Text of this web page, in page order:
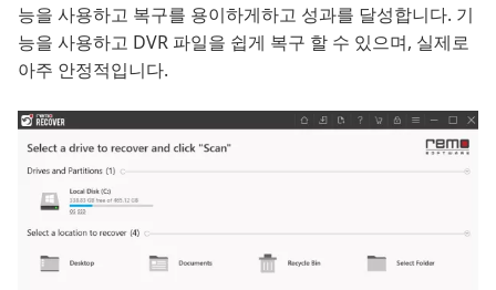
능을 사용하고 복구를 용이하게하고 성과를 달성합니다. 기
능을 사용하고 DVR 파일을 쉽게 복구 할 수 있으며, 실제로
아주 안정적입니다.